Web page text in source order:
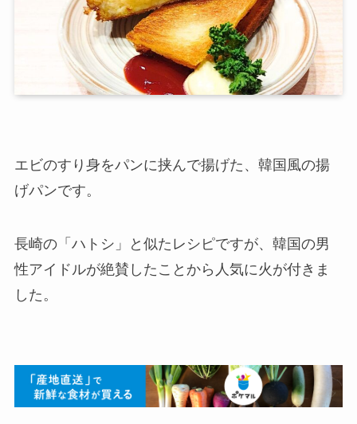
エビのすり身をパンに挟んで揚げた、韓国風の揚
げパンです。
長崎の「ハトシ」と似たレシピですが、韓国の男
性アイドルが絶賛したことから人気に火が付きま
した。